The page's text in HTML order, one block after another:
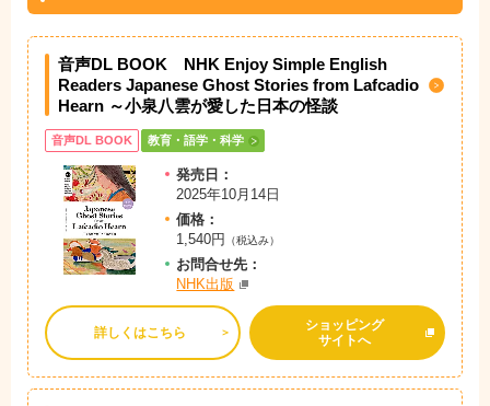
音声DL BOOK NHK Enjoy Simple English
Readers Japanese Ghost Stories from Lafcadio
Hearn ～小泉八雲が愛した日本の怪談
音声DL BOOK 教育・語学・科学
発売日：
2025年10月14日
価格：
1,540円
（税込み）
お問合せ先：
NHK出版
詳しくはこちら
ショッピング
サイトへ